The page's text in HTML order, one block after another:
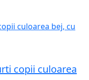
copii culoarea